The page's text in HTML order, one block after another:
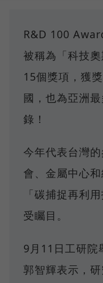
R&D 100
被稱為「科技
15個獎項，獲
國，也為亞洲
錄！
今年代表台灣
會、金屬中心
「碳捕捉再利
受矚目。
9月11日工研院
郭智輝表示，